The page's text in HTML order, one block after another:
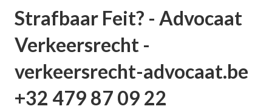
Strafbaar Feit? - Advocaat
Verkeersrecht -
verkeersrecht-advocaat.be
+32 479 87 09 22